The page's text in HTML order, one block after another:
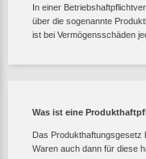
In einer
über die sogenannte
ist bei Vermögensschäden
Was ist eine
Das Produkthaftungsgesetz
Waren auch dann für diese